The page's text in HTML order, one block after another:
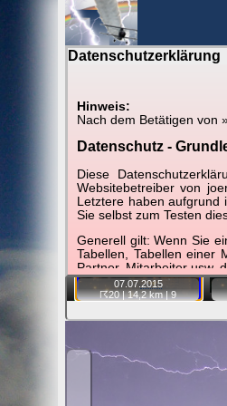
Datenschutzerklärung
Hinweis:
Nach dem Betätigen von
Datenschutz -
Diese
Websitebetreiber von
Letztere haben
Sie selbst zum Testen
Generell gilt: Wenn Sie
Tabellen, Tabellen einer
Partner, Mitarbeiter usw.
Der Websitebetreiber
Datenschutzerklärung in
Definitionen der
Gewitter über
Tipp:Auf der Karte
Video entfernt ist.
📷
07.07. 2015
☈20| 14,2 km |9
📷